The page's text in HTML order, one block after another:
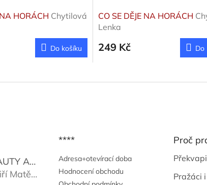
HORÁCH Chytilová
Do košíku
CO SE DĚJE NA HORÁCH
Lenka
249 Kč Do
BEAUTY AND THE BEAT
Go Go's
produktu je 5 z 5 hvězdiček.
Jiří Matějů
****
Adresa+otevírací doba
Hodnocení obchodu
Proč
Pražáci